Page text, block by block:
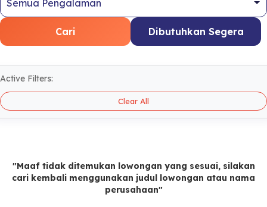
Cari Dibutuhkan Segera
Active Filters:
Clear All
"Maaf tidak ditemukan lowongan yang sesuai, silakan
cari kembali menggunakan judul lowongan atau nama
perusahaan"